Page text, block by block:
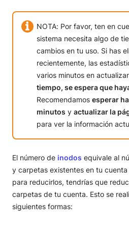
Cookies
. Puedes gestionar tus
momento a través de la herramienta
nuestro sitio.
Aceptar todas
Personalizar
Rechazar
1. Elimina copias de seguridad
2. Elimina plugins inactivos
3. Elimina copias de
4. Comprueba el número de
tienes
5. Haz limpieza de tus
NOTA: Por favor, ten en
sistema necesita algo de
cambios en tu uso. Si has
recientemente, las
varios minutos en
tiempo, se espera que
Recomendamos esperar
minutos y actualizar la
para ver la información
El número de inodos equivale al
y carpetas existentes en tu
para reducirlos, tendrías que
carpetas de tu cuenta. Esto se
siguientes formas: